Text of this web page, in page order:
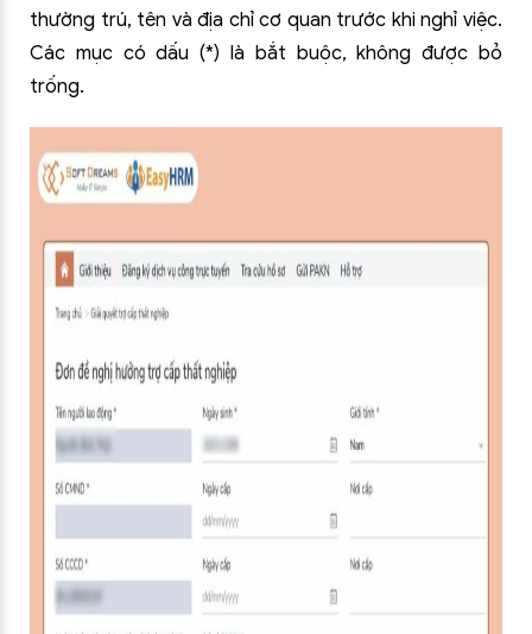
thường trú, tên và địa chỉ cơ quan trước khi nghỉ việc.
Các mục có dấu (*) là bắt buộc, không được bỏ
trống.